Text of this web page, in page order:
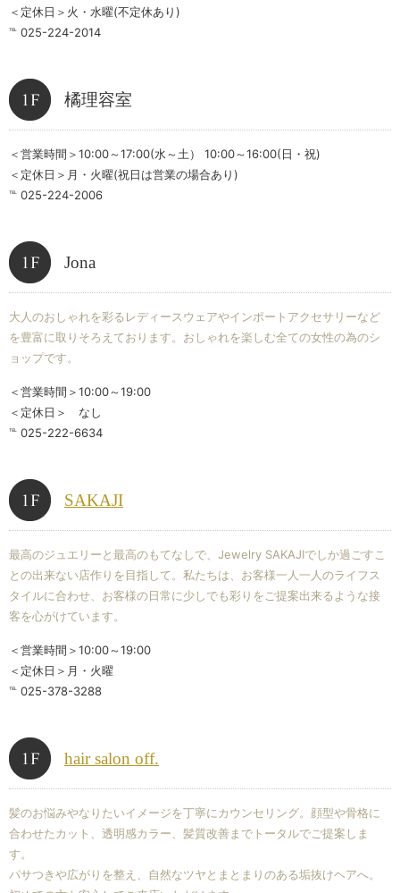
＜定休日＞火・水曜(不定休あり)
℡ 025-224-2014
橘理容室
＜営業時間＞10:00～17:00(水～土） 10:00～16:00(日・祝)
＜定休日＞月・火曜(祝日は営業の場合あり)
℡ 025-224-2006
Jona
大人のおしゃれを彩るレディースウェアやインポートアクセサリーなど
を豊富に取りそろえております。おしゃれを楽しむ全ての女性の為のシ
ョップです。
＜営業時間＞10:00～19:00
＜定休日＞ なし
℡ 025-222-6634
SAKAJI
最高のジュエリーと最高のもてなしで、Jewelry SAKAJIでしか過ごすこ
との出来ない店作りを目指して。私たちは、お客様一人一人のライフス
タイルに合わせ、お客様の日常に少しでも彩りをご提案出来るような接
客を心がけています。
＜営業時間＞10:00～19:00
＜定休日＞月・火曜
℡ 025-378-3288
hair salon off.
髪のお悩みやなりたいイメージを丁寧にカウンセリング。顔型や骨格に
合わせたカット、透明感カラー、髪質改善までトータルでご提案しま
す。
パサつきや広がりを整え、自然なツヤとまとまりのある垢抜けヘアへ。